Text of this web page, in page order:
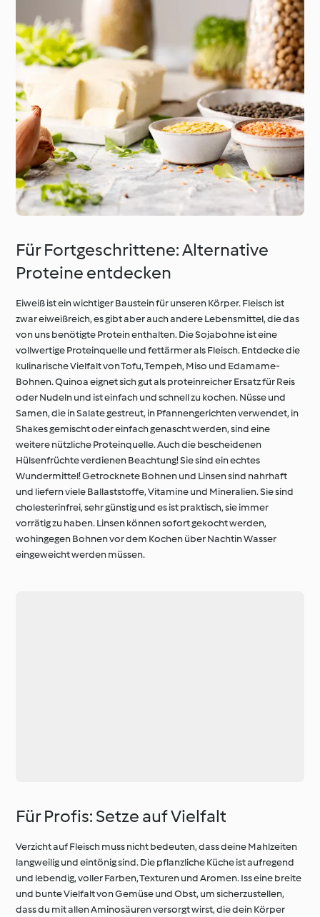
Für Fortgeschrittene: Alternative
Proteine entdecken
Eiweiß ist ein wichtiger Baustein für unseren Körper. Fleisch ist
zwar eiweißreich, es gibt aber auch andere Lebensmittel, die das
von uns benötigte Protein enthalten. Die Sojabohne ist eine
vollwertige Proteinquelle und fettärmer als Fleisch. Entdecke die
kulinarische Vielfalt von Tofu, Tempeh, Miso und Edamame-
Bohnen. Quinoa eignet sich gut als proteinreicher Ersatz für Reis
oder Nudeln und ist einfach und schnell zu kochen. Nüsse und
Samen, die in Salate gestreut, in Pfannengerichten verwendet, in
Shakes gemischt oder einfach genascht werden, sind eine
weitere nützliche Proteinquelle. Auch die bescheidenen
Hülsenfrüchte verdienen Beachtung! Sie sind ein echtes
Wundermittel! Getrocknete Bohnen und Linsen sind nahrhaft
und liefern viele Ballaststoffe, Vitamine und Mineralien. Sie sind
cholesterinfrei, sehr günstig und es ist praktisch, sie immer
vorrätig zu haben. Linsen können sofort gekocht werden,
wohingegen Bohnen vor dem Kochen über Nachtin Wasser
eingeweicht werden müssen.
Für Profis: Setze auf Vielfalt
Verzicht auf Fleisch muss nicht bedeuten, dass deine Mahlzeiten
langweilig und eintönig sind. Die pflanzliche Küche ist aufregend
und lebendig, voller Farben, Texturen und Aromen. Iss eine breite
und bunte Vielfalt von Gemüse und Obst, um sicherzustellen,
dass du mit allen Aminosäuren versorgt wirst, die dein Körper